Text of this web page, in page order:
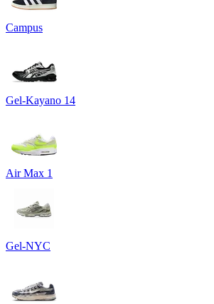
Campus
Gel-Kayano 14
Air Max 1
Gel-NYC